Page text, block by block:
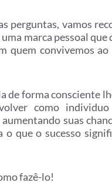
perguntas, vamos
marca pessoal que
quem convivemos
de forma consciente
como
suas
o que o sucesso
fazê-lo!